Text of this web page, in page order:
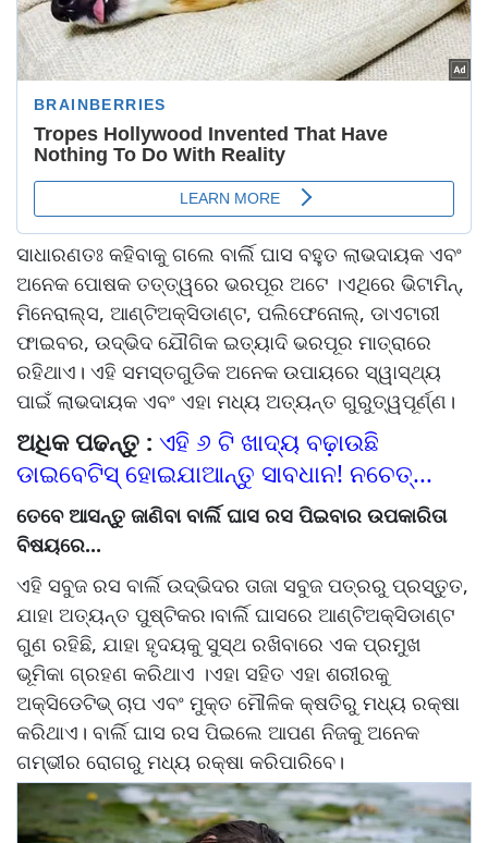
ସାଧାରଣତଃ କହିବାକୁ ଗଲେ ବାର୍ଲି ଘାସ ବହୁତ ଲାଭଦାୟକ ଏବଂ
ଅନେକ ପୋଷକ ତତ୍ତ୍ୱରେ ଭରପୂର ଅଟେ ।ଏଥିରେ ଭିଟାମିନ୍,
ମିନେରାଲ୍ସ, ଆଣ୍ଟିଅକ୍ସିଡାଣ୍ଟ, ପଲିଫେନୋଲ୍, ଡାଏଟାରୀ
ଫାଇବର, ଉଦ୍ଭିଦ ଯୌଗିକ ଇତ୍ୟାଦି ଭରପୂର ମାତ୍ରାରେ
ରହିଥାଏ। ଏହି ସମସ୍ତଗୁଡିକ ଅନେକ ଉପାୟରେ ସ୍ୱାସ୍ଥ୍ୟ
ପାଇଁ ଲାଭଦାୟକ ଏବଂ ଏହା ମଧ୍ୟ ଅତ୍ୟନ୍ତ ଗୁରୁତ୍ୱପୂର୍ଣ୍ଣ।
ଅଧିକ ପଢନ୍ତୁ : ଏହି ୬ ଟି ଖାଦ୍ୟ ବଢ଼ାଉଛି
ଡାଇବେଟିସ୍ ହୋଇଯାଆନ୍ତୁ ସାବଧାନ! ନଚେତ୍...
ତେବେ ଆସନ୍ତୁ ଜାଣିବା ବାର୍ଲି ଘାସ ରସ ପିଇବାର ଉପକାରିତା
ବିଷୟରେ...
ଏହି ସବୁଜ ରସ ବାର୍ଲି ଉଦ୍ଭିଦର ତାଜା ସବୁଜ ପତ୍ରରୁ ପ୍ରସ୍ତୁତ,
ଯାହା ଅତ୍ୟନ୍ତ ପୁଷ୍ଟିକର।ବାର୍ଲି ଘାସରେ ଆଣ୍ଟିଅକ୍ସିଡାଣ୍ଟ
ଗୁଣ ରହିଛି, ଯାହା ହୃଦୟକୁ ସୁସ୍ଥ ରଖିବାରେ ଏକ ପ୍ରମୁଖ
ଭୂମିକା ଗ୍ରହଣ କରିଥାଏ ।ଏହା ସହିତ ଏହା ଶରୀରକୁ
ଅକ୍ସିଡେଟିଭ୍ ଚାପ ଏବଂ ମୁକ୍ତ ମୌଳିକ କ୍ଷତିରୁ ମଧ୍ୟ ରକ୍ଷା
କରିଥାଏ। ବାର୍ଲି ଘାସ ରସ ପିଇଲେ ଆପଣ ନିଜକୁ ଅନେକ
ଗମ୍ଭୀର ରୋଗରୁ ମଧ୍ୟ ରକ୍ଷା କରିପାରିବେ।